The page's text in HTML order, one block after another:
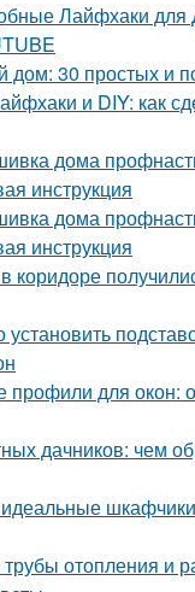
Лайфхаки
дом: 30 простых и
и DIY: как
дома
инструкция
дома
инструкция
коридоре
установить
профили для окон:
дачников: чем
трубы отопления и